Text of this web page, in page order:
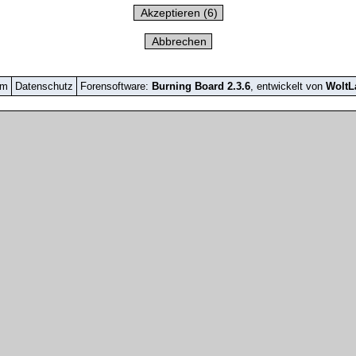
Datenschutz Forensoftware: Burning Board 2.3.6, entwickelt von